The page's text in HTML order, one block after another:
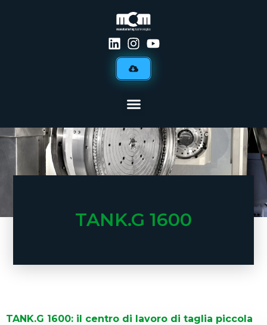
TANK.G 1600
TANK.G 1600: il centro di lavoro di taglia piccola